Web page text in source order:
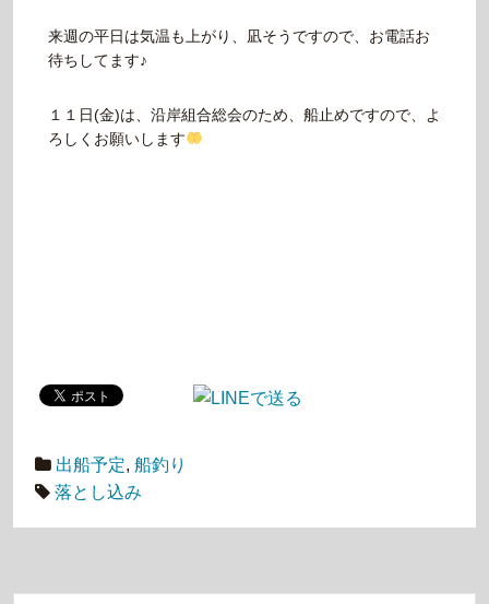
来週の平日は気温も上がり、凪そうですので、お電話お
待ちしてます♪
１１日(金)は、沿岸組合総会のため、船止めですので、よ
ろしくお願いします
出船予定, 船釣り
落とし込み